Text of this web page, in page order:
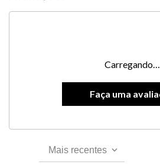
Carregando…
Mais recentes